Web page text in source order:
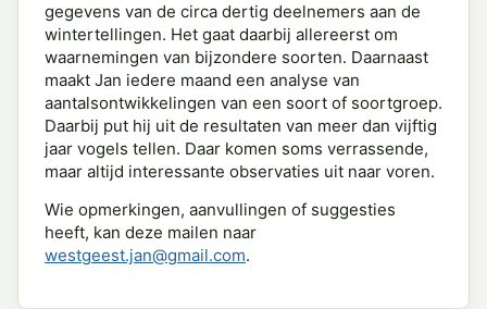
gegevens van de circa dertig deelnemers aan de
wintertellingen. Het gaat daarbij allereerst om
waarnemingen van bijzondere soorten. Daarnaast
maakt Jan iedere maand een analyse van
aantalsontwikkelingen van een soort of soortgroep.
Daarbij put hij uit de resultaten van meer dan vijftig
jaar vogels tellen. Daar komen soms verrassende,
maar altijd interessante observaties uit naar voren.
Wie opmerkingen, aanvullingen of suggesties
heeft, kan deze mailen naar
westgeest.jan@gmail.com.